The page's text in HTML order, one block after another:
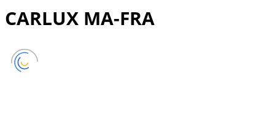
CARLUX MA-FRA